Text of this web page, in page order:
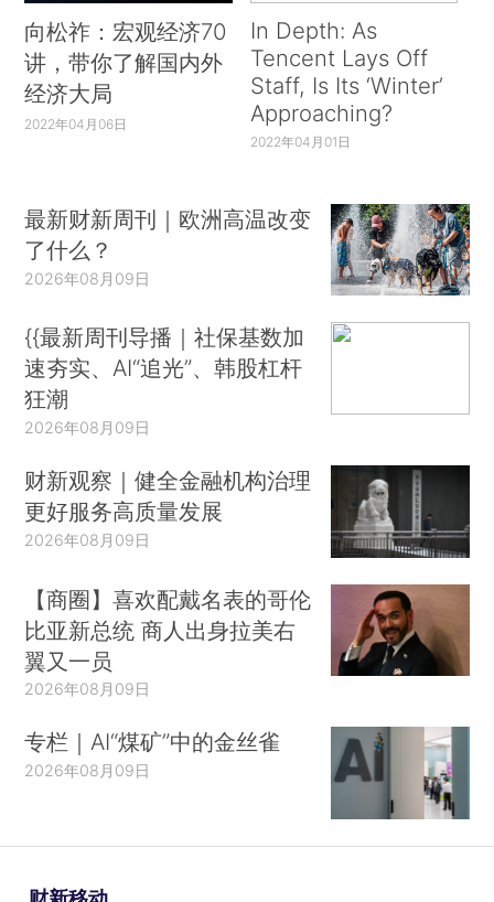
向松祚：宏观经济70
讲，带你了解国内外
经济大局
2022年04月06日
In Depth: As
Tencent Lays Off
Staff, Is Its ‘Winter’
Approaching?
2022年04月01日
最新财新周刊｜欧洲高温改变
了什么？
2026年08月09日
{{最新周刊导播｜社保基数加
速夯实、AI“追光”、韩股杠杆
狂潮
2026年08月09日
财新观察｜健全金融机构治理
更好服务高质量发展
2026年08月09日
【商圈】喜欢配戴名表的哥伦
比亚新总统 商人出身拉美右
翼又一员
2026年08月09日
专栏｜AI“煤矿”中的金丝雀
2026年08月09日